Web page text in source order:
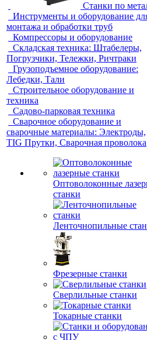
Станки по
Инструменты и оборудование
монтажа и обработки труб
Компрессоры и оборудование
Складская техника: Штабелеры,
Погрузчики, Тележки, Ричтраки
Грузоподъемное оборудование:
Лебедки, Тали
Строительное оборудование и
техника
Садово-парковая техника
Сварочное оборудование и
сварочные материалы: Электроды,
TIG Прутки, Сварочная проволока
Оптоволоконные
станки
Ленточнопильные
Фрезерные станки
Сверлильные станки
Токарные станки